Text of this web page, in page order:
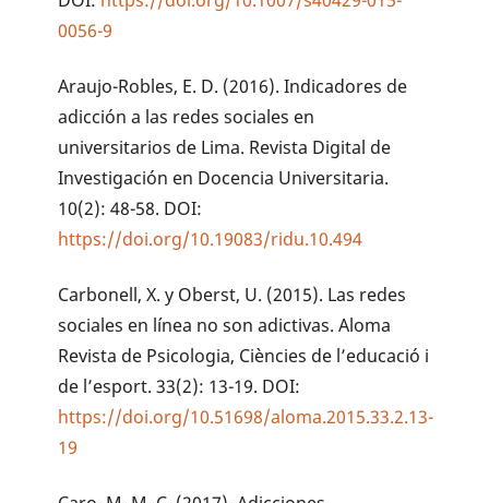
0056-9
Araujo-Robles, E. D. (2016). Indicadores de
adicción a las redes sociales en
universitarios de Lima. Revista Digital de
Investigación en Docencia Universitaria.
10(2): 48-58. DOI:
https://doi.org/10.19083/ridu.10.494
Carbonell, X. y Oberst, U. (2015). Las redes
sociales en línea no son adictivas. Aloma
Revista de Psicologia, Ciències de l’educació i
de l’esport. 33(2): 13-19. DOI:
https://doi.org/10.51698/aloma.2015.33.2.13-
19